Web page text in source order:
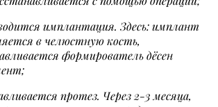
имплантация. Здесь: имплант
в челюстную кость,
формирователь дёсен
протез. Через 2-3 месяца,